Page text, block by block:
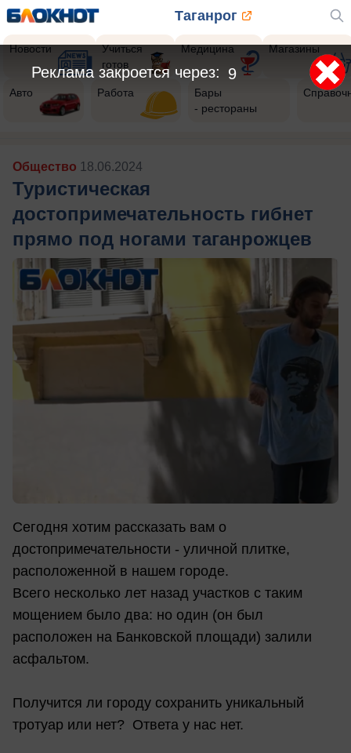
Таганрог
Новости
Учиться
готов
Медицина Магазины
Авто Работа
Бары
- рестораны
Общество 18.06.2024
Туристическая
достопримечательность гибнет
прямо под ногами таганрожцев
Сегодня хотим рассказать вам о
достопримечательности - уличной плитке,
расположенной в нашем городе.
Всего несколько лет назад участков с таким
мощением было два: но один (он был
расположен на Банковской площади) залили
асфальтом.
Получится ли городу сохранить уникальный
тротуар или нет? Ответа у нас нет.
7
Реклама закроется через: